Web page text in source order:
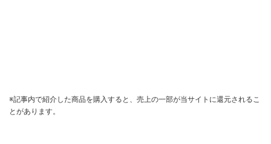
※記事内で紹介した商品を購入すると、売上の一部が当サイトに還元されるこ
とがあります。